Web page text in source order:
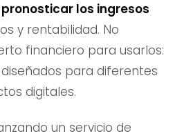
pronosticar los ingresos
y rentabilidad. No
financiero para usarlos:
para diferentes
digitales.
un servicio de